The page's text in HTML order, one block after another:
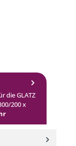
die GLATZ
200 x